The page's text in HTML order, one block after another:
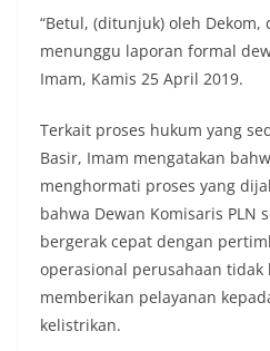
“Betul, (ditunjuk) oleh Dekom,
menunggu laporan formal
Imam, Kamis 25 April 2019.
Terkait proses hukum yang
Basir, Imam mengatakan
menghormati proses yang
bahwa Dewan Komisaris PLN
bergerak cepat dengan
operasional perusahaan
memberikan pelayanan
kelistrikan.